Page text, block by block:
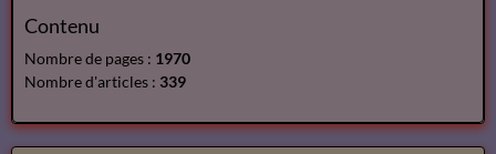
Contenu
Nombre de pages : 1970
Nombre d'articles : 339